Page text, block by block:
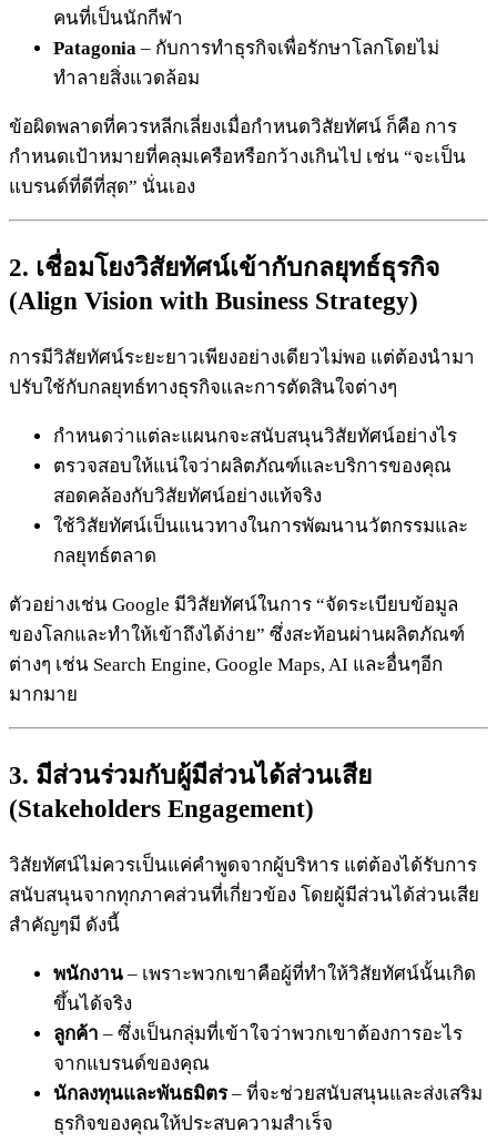
คนที่เป็นนักกีฬา
Patagonia – กับการทำธุรกิจเพื่อรักษาโลกโดยไม่
ทำลายสิ่งแวดล้อม
ข้อผิดพลาดที่ควรหลีกเลี่ยงเมื่อกำหนดวิสัยทัศน์ ก็คือ การ
กำหนดเป้าหมายที่คลุมเครือหรือกว้างเกินไป เช่น “จะเป็น
แบรนด์ที่ดีที่สุด” นั่นเอง
2. เชื่อมโยงวิสัยทัศน์เข้ากับกลยุทธ์ธุรกิจ
(Align Vision with Business Strategy)
การมีวิสัยทัศน์ระยะยาวเพียงอย่างเดียวไม่พอ แต่ต้องนำมา
ปรับใช้กับกลยุทธ์ทางธุรกิจและการตัดสินใจต่างๆ
กำหนดว่าแต่ละแผนกจะสนับสนุนวิสัยทัศน์อย่างไร
ตรวจสอบให้แน่ใจว่าผลิตภัณฑ์และบริการของคุณ
สอดคล้องกับวิสัยทัศน์อย่างแท้จริง
ใช้วิสัยทัศน์เป็นแนวทางในการพัฒนานวัตกรรมและ
กลยุทธ์ตลาด
ตัวอย่างเช่น Google มีวิสัยทัศน์ในการ “จัดระเบียบข้อมูล
ของโลกและทำให้เข้าถึงได้ง่าย” ซึ่งสะท้อนผ่านผลิตภัณฑ์
ต่างๆ เช่น Search Engine, Google Maps, AI และอื่นๆอีก
มากมาย
3. มีส่วนร่วมกับผู้มีส่วนได้ส่วนเสีย
(Stakeholders Engagement)
วิสัยทัศน์ไม่ควรเป็นแค่คำพูดจากผู้บริหาร แต่ต้องได้รับการ
สนับสนุนจากทุกภาคส่วนที่เกี่ยวข้อง โดยผู้มีส่วนได้ส่วนเสีย
สำคัญๆมี ดังนี้
พนักงาน – เพราะพวกเขาคือผู้ที่ทำให้วิสัยทัศน์นั้นเกิด
ขึ้นได้จริง
ลูกค้า – ซึ่งเป็นกลุ่มที่เข้าใจว่าพวกเขาต้องการอะไร
จากแบรนด์ของคุณ
นักลงทุนและพันธมิตร– ที่จะช่วยสนับสนุนและส่งเสริม
ธุรกิจของคุณให้ประสบความสำเร็จ